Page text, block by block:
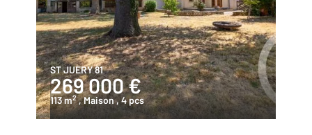
ST JUERY 81
269 000 €
113 m2 , Maison, 4 pcs